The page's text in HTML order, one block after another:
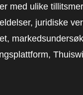
med ulike
juridiske